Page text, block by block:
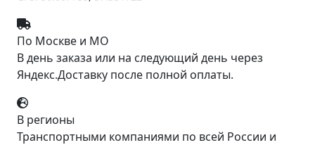
По Москве и МО
В день заказа или на следующий день через
Яндекс.Доставку после полной оплаты.
В регионы
Транспортными компаниями по всей России и